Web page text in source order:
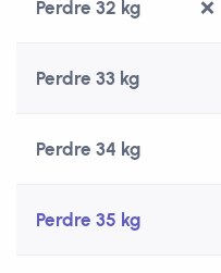
Perdre 32 kg ❌
Perdre 33 kg
Perdre 34 kg
Perdre 35 kg